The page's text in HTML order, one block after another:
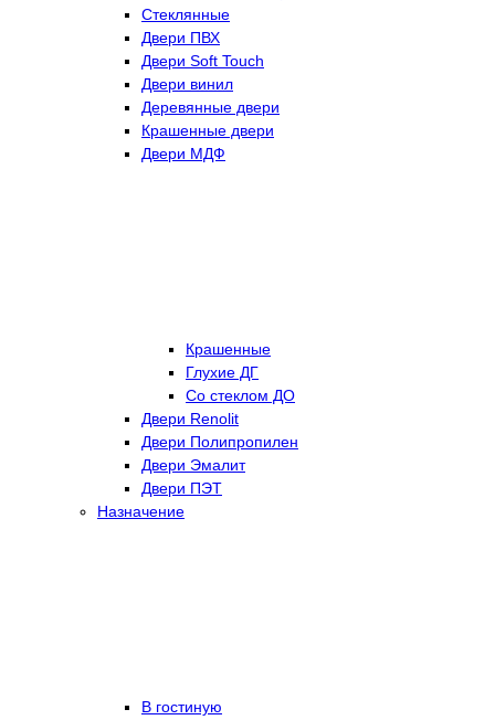
Стеклянные
Двери ПВХ
Двери Soft Touch
Двери винил
Деревянные двери
Крашенные двери
Двери МДФ
Крашенные
Глухие ДГ
Со стеклом ДО
Двери Renolit
Двери Полипропилен
Двери Эмалит
Двери ПЭТ
Назначение
В гостиную